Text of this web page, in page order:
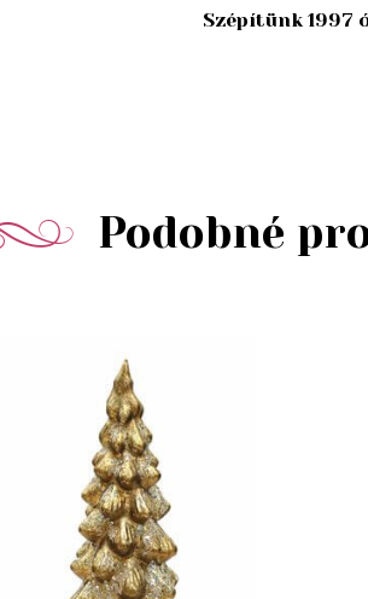
Szépítünk 1997
Podobné